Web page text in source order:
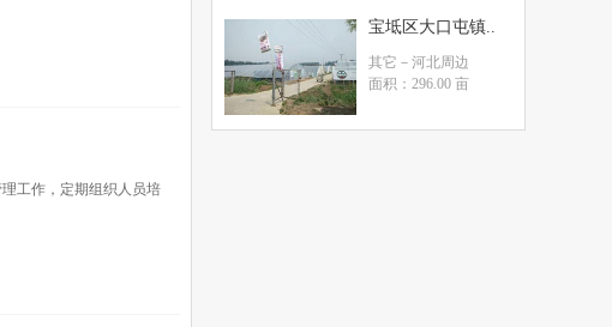
工作，定期组织人员培
宝坻区大口屯镇..
其它 －河北周边
面积：296.00 亩